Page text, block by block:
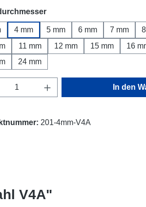
auswählen
4 mm 5 mm 6 mm 7 mm
11 mm 12 mm 15 mm 16
24 mm
Anzahl: Gib den In den
201-4mm-V4A
V4A"